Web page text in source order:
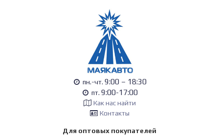
пн.-чт. 9:00 – 18:30
пт. 9:00-17:00
Как нас найти
Контакты
Для оптовых покупателей